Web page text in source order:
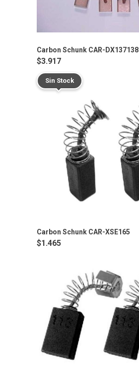
Carbon Schunk CAR-DX137138
$3.917
Sin Stock
Carbon Schunk CAR-XSE165
$1.465